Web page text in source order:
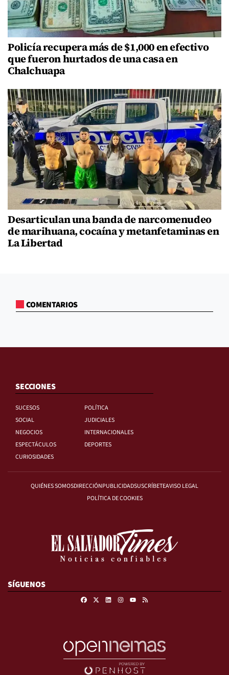
Policía recupera más de $1,000 en efectivo
que fueron hurtados de una casa en
Chalchuapa
Desarticulan una banda de narcomenudeo
de marihuana, cocaína y metanfetaminas en
La Libertad
COMENTARIOS
SECCIONES
SUCESOS
POLÍTICA
SOCIAL
JUDICIALES
NEGOCIOS
INTERNACIONALES
ESPECTÁCULOS
DEPORTES
CURIOSIDADES
QUIÉNES SOMOSDIRECCIÓNPUBLICIDADSUSCRÍBETEAVISO LEGAL
POLÍTICA DE COOKIES
SÍGUENOS
FacebookLinkedinInstagram